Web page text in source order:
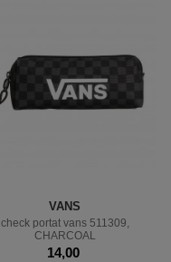
VANS
check portat vans 511309,
CHARCOAL
14,00